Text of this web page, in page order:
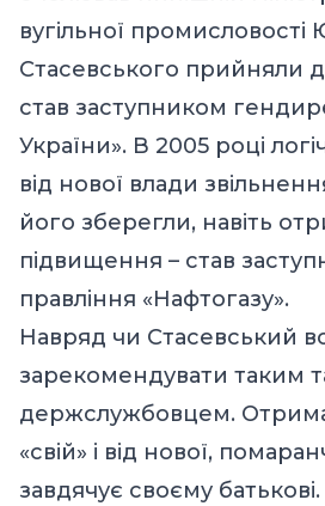
вугільної промисловості
Стасевського прийняли
став заступником
України». В 2005 році
від нової влади
його зберегли, навіть
підвищення – став
правління «Нафтогазу».
Навряд чи Стасевський
зарекомендувати таким
держслужбовцем.
«свій» і від нової,
завдячує своєму